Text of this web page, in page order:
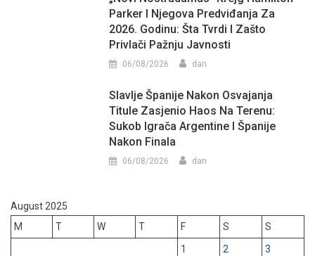
Parker I Njegova Predviđanja Za
2026. Godinu: Šta Tvrdi I Zašto
Privlači Pažnju Javnosti
06/08/2026 dan
Slavlje Španije Nakon Osvajanja
Titule Zasjenio Haos Na Terenu:
Sukob Igrača Argentine I Španije
Nakon Finala
06/08/2026 dan
August 2025
M
T W T F S
S
1
2
3